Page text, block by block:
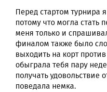
Перед стартом турнира
потому что могла стать
меня только и
финалом также было
выходить на корт
обыграла тебя пару
получать удовольствие
поведала немка.